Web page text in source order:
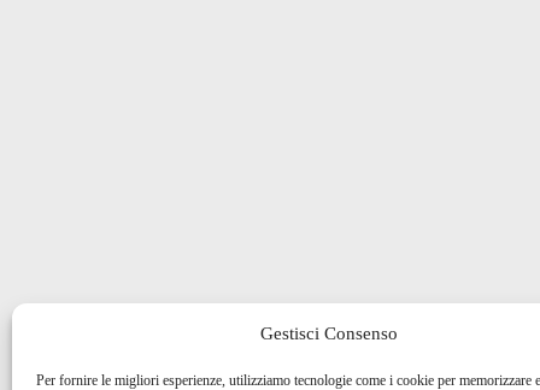
Gestisci Consenso
Per fornire le migliori esperienze, utilizziamo tecnologie come i cookie per memorizzare